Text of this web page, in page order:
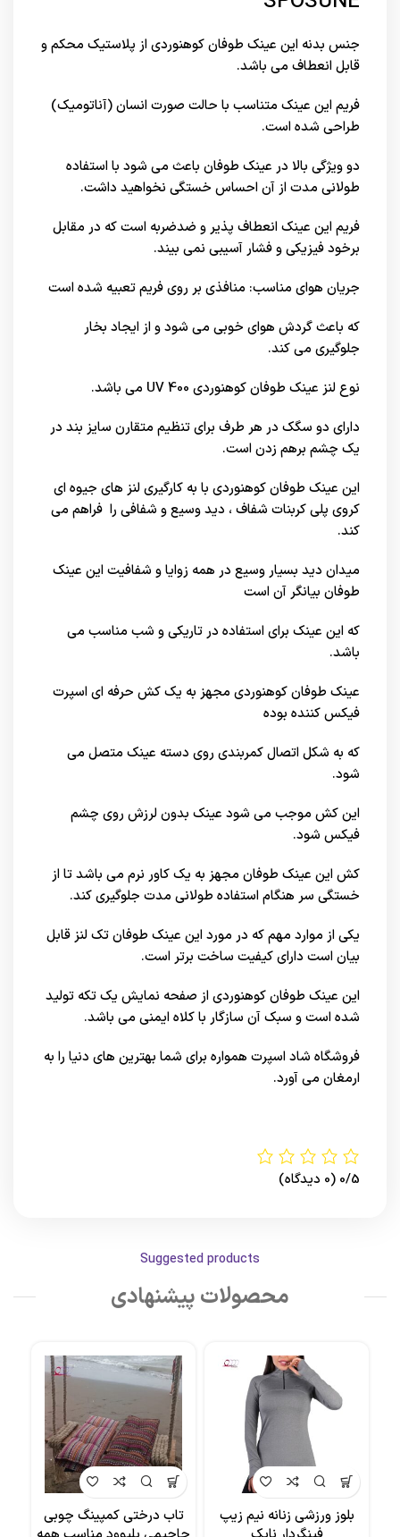
جنس بدنه این عینک طوفان کوهنوردی از پلاستیک محکم و
قابل انعطاف می باشد.
فریم این عینک متناسب با حالت صورت انسان (آناتومیک)
طراحی شده است.
دو ویژگی بالا در عینک طوفان باعث می شود با استفاده
طولانی مدت از آن احساس خستگی نخواهید داشت.
فریم این عینک انعطاف پذیر و ضدضربه است که در مقابل
برخود فیزیکی و فشار آسیبی نمی بیند.
جریان هوای مناسب: منافذی بر روی فریم تعبیه شده است
که باعث گردش هوای خوبی می شود و از ایجاد بخار
جلوگیری می کند.
نوع لنز عینک طوفان کوهنوردی UV 400 می باشد.
دارای دو سگک در هر طرف برای تنظیم متقارن سایز بند در
یک چشم برهم زدن است.
این عینک طوفان کوهنوردی با به کارگیری لنز های جیوه ای
کروی پلی کربنات شفاف ، دید وسیع و شفافی را فراهم می
کند.
میدان دید بسیار وسیع در همه زوایا و شفافیت این عینک
طوفان بیانگر آن است
که این عینک برای استفاده در تاریکی و شب مناسب می
باشد.
عینک طوفان کوهنوردی مجهز به یک کش حرفه ای اسپرت
فیکس کننده بوده
که به شکل اتصال کمربندی روی دسته عینک متصل می
شود.
این کش موجب می شود عینک بدون لرزش روی چشم
فیکس شود.
کش این عینک طوفان مجهز به یک کاور نرم می باشد تا از
خستگی سر هنگام استفاده طولانی مدت جلوگیری کند.
یکی از موارد مهم که در مورد این عینک طوفان تک لنز قابل
بیان است دارای کیفیت ساخت برتر است.
این عینک طوفان کوهنوردی از صفحه نمایش یک تکه تولید
شده است و سبک آن سازگار با کلاه ایمنی می باشد.
فروشگاه شاد اسپرت همواره برای شما بهترین های دنیا را به
ارمغان می آورد.
0/5 (0 دیدگاه)
Suggested products
محصولات پیشنهادی
بلوز ورزشی زنانه نیم زیپ
تاب درختی کمپینگ چوبی